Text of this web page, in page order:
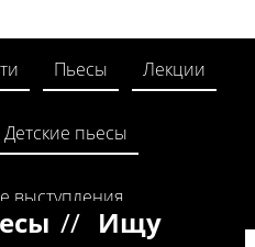
Пьесы Лекции
Детские пьесы
выступления
// Ищу